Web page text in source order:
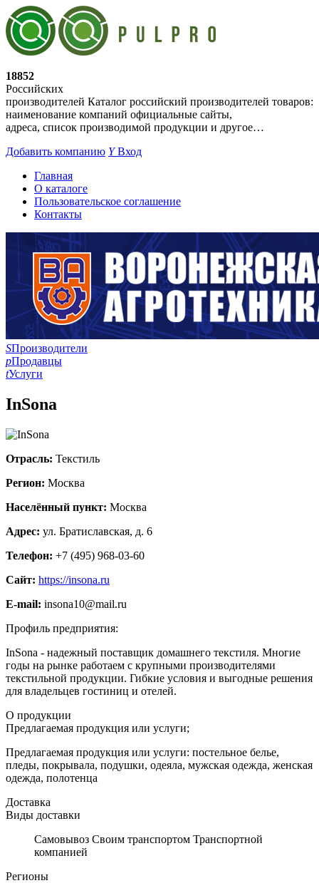
18852
Российских
производителей Каталог российский производителей товаров:
наименование компаний официальные сайты,
адреса, список производимой продукции и другое…
Добавить компанию YВход
Главная
О каталоге
Пользовательское соглашение
Контакты
SПроизводители
pПродавцы
tУслуги
InSona
Отрасль: Текстиль
Регион: Москва
Населённый пункт: Москва
Адрес: ул. Братиславская, д. 6
Телефон: +7 (495) 968-03-60
Сайт: https://insona.ru
E-mail: insona10@mail.ru
Профиль предприятия:
InSona - надежный поставщик домашнего текстиля. Многие
годы на рынке работаем с крупными производителями
текстильной продукции. Гибкие условия и выгодные решения
для владельцев гостиниц и отелей.
О продукции
Предлагаемая продукция или услуги;
Предлагаемая продукция или услуги: постельное белье,
пледы, покрывала, подушки, одеяла, мужская одежда, женская
одежда, полотенца
Доставка
Виды доставки
Самовывоз Своим транспортом Транспортной
компанией
Регионы